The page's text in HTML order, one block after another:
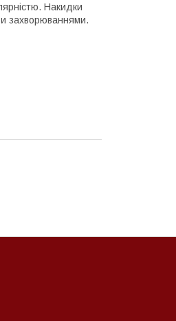
Накидки
захворюваннями.